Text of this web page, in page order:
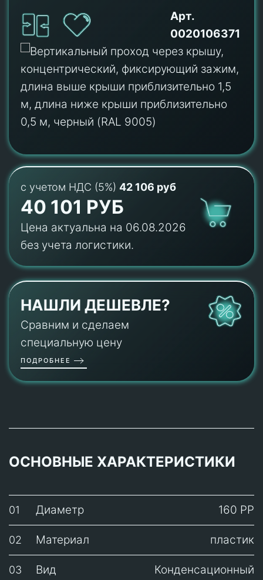
Арт.
0020106371
с учетом НДС (5%) 42 106 руб
40 101 РУБ
Цена актуальна на 06.08.2026
без учета логистики.
НАШЛИ ДЕШЕВЛЕ?
Сравним и сделаем
специальную цену
ПОДРОБНЕЕ
ОСНОВНЫЕ ХАРАКТЕРИСТИКИ
01 Диаметр 160 PP
02 Материал пластик
03 Вид Конденсационный